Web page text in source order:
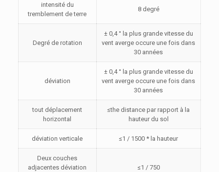
intensité du
tremblement de terre
8 degré
Degré de rotation
± 0,4 ° la plus grande vitesse du
vent averge occure une fois dans
30 années
déviation
± 0,4 ° la plus grande vitesse du
vent averge occure une fois dans
30 années
tout déplacement
horizontal
≤the distance par rapport à la
hauteur du sol
déviation verticale ≤1 / 1500 * la hauteur
Deux couches
adjacentes déviation
≤1 / 750